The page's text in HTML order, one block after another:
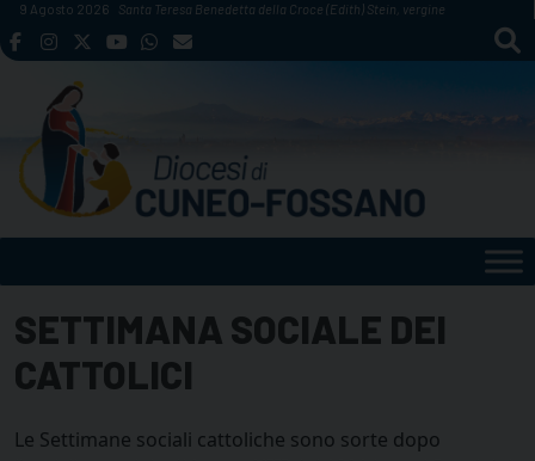
Skip
to
9 Agosto 2026 Santa Teresa Benedetta della Croce (Edith) Stein, vergine
SETTIMANA SOCIALE DEI
CATTOLICI
Le Settimane sociali cattoliche sono sorte dopo